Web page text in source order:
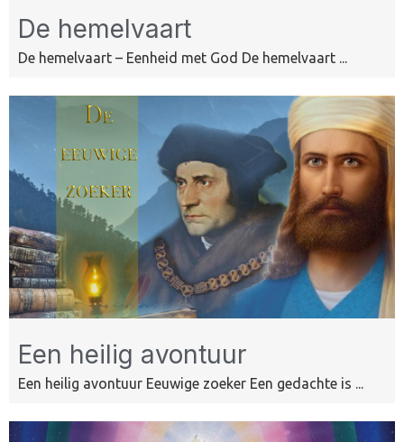
De hemelvaart
De hemelvaart – Eenheid met God De hemelvaart ...
Een heilig avontuur
Een heilig avontuur Eeuwige zoeker Een gedachte is ...